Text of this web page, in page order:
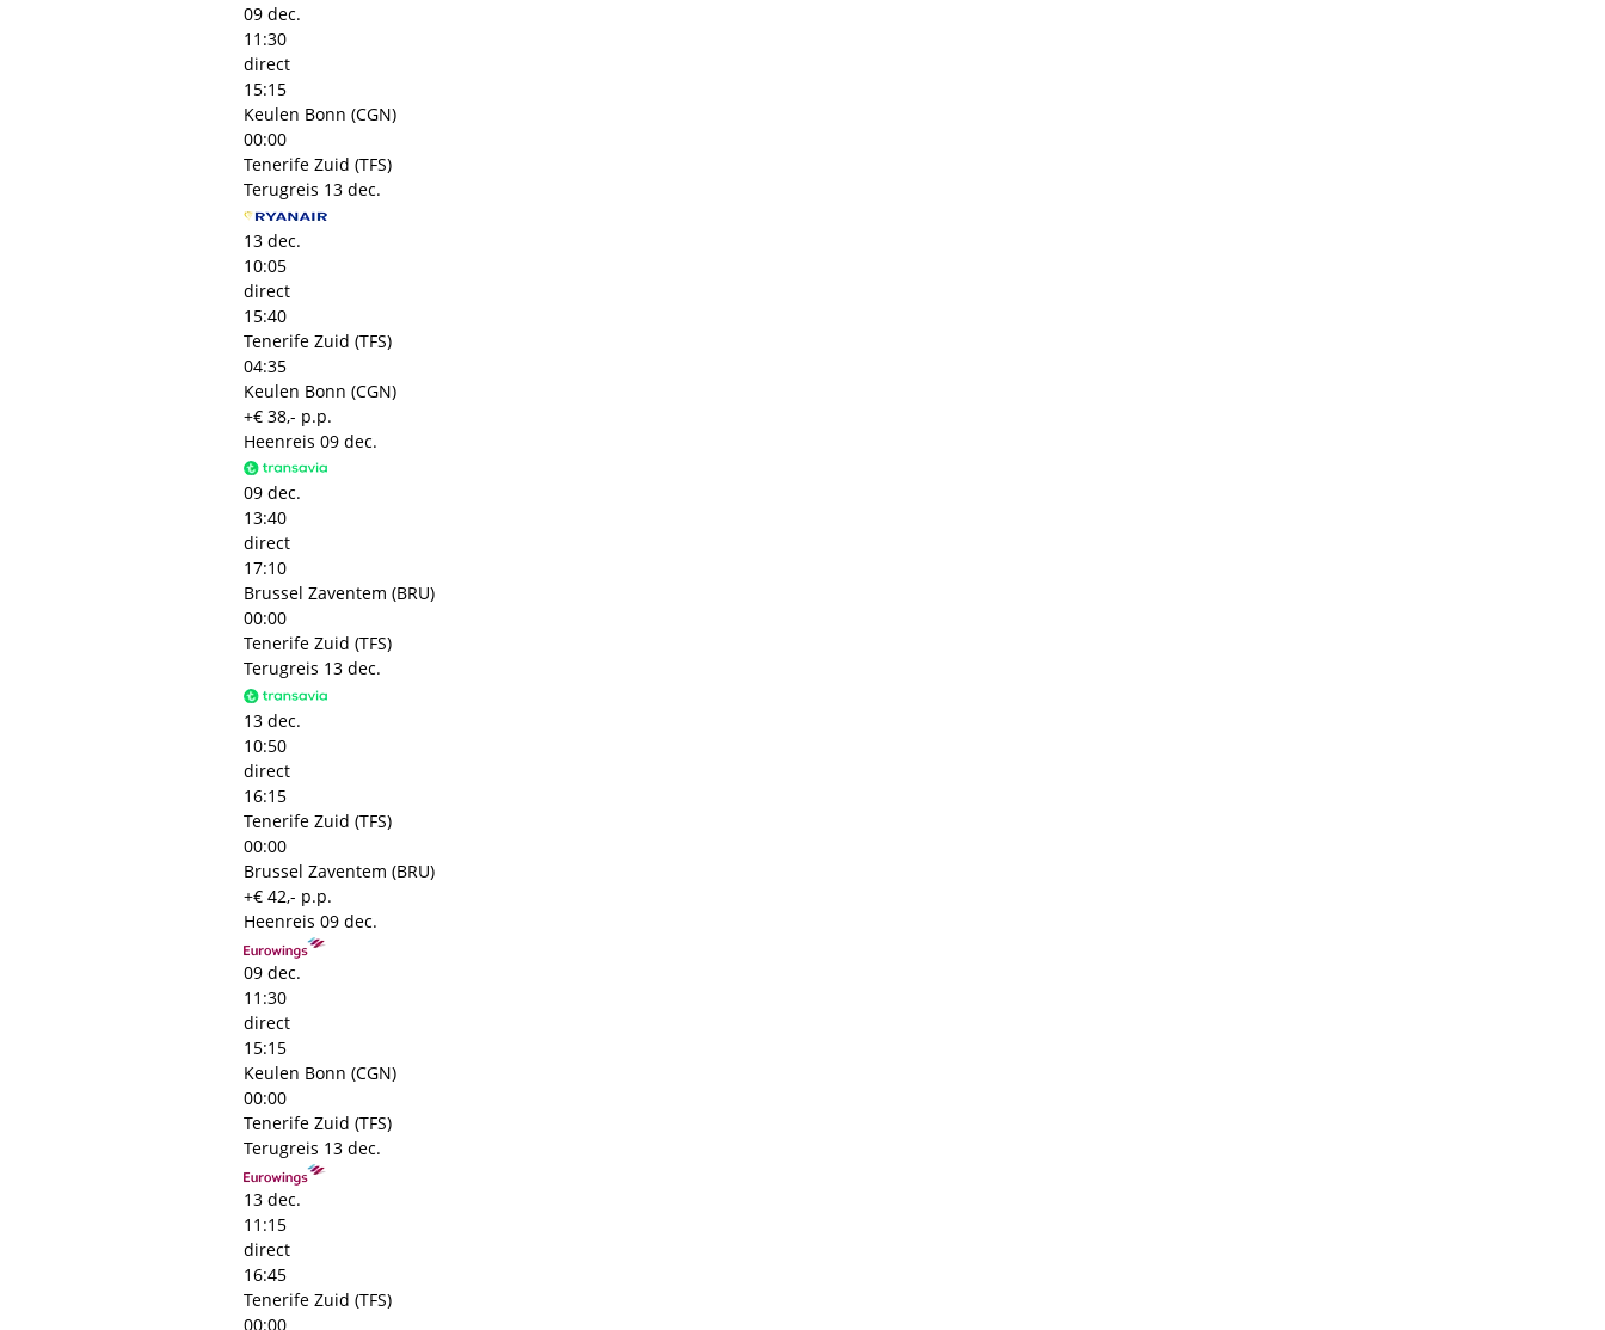
09 dec.
11:30
direct
15:15
Keulen Bonn (CGN)
00:00
Tenerife Zuid (TFS)
Terugreis 13 dec.
13 dec.
10:05
direct
15:40
Tenerife Zuid (TFS)
04:35
Keulen Bonn (CGN)
+€ 38,- p.p.
Heenreis 09 dec.
09 dec.
13:40
direct
17:10
Brussel Zaventem (BRU)
00:00
Tenerife Zuid (TFS)
Terugreis 13 dec.
13 dec.
10:50
direct
16:15
Tenerife Zuid (TFS)
00:00
Brussel Zaventem (BRU)
+€ 42,- p.p.
Heenreis 09 dec.
09 dec.
11:30
direct
15:15
Keulen Bonn (CGN)
00:00
Tenerife Zuid (TFS)
Terugreis 13 dec.
13 dec.
11:15
direct
16:45
Tenerife Zuid (TFS)
00:00